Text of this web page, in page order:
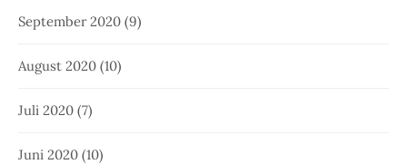
September 2020 (9)
August 2020 (10)
Juli 2020 (7)
Juni 2020 (10)